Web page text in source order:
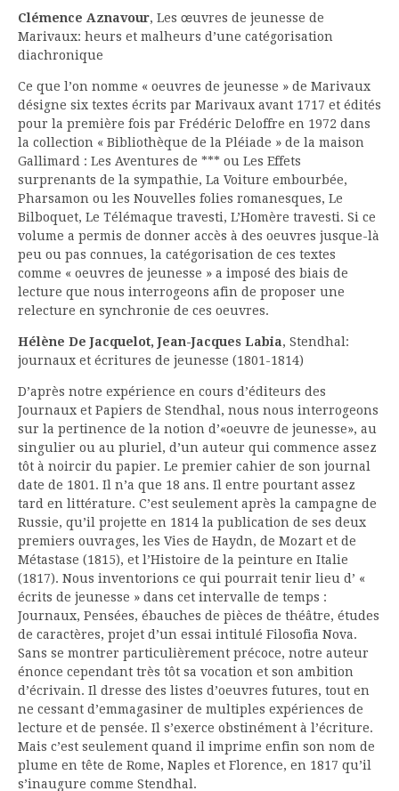
Clémence Aznavour, Les œuvres de jeunesse de
Marivaux: heurs et malheurs d’une catégorisation
diachronique
Ce que l’on nomme « oeuvres de jeunesse » de Marivaux
désigne six textes écrits par Marivaux avant 1717 et édités
pour la première fois par Frédéric Deloffre en 1972 dans
la collection « Bibliothèque de la Pléiade » de la maison
Gallimard : Les Aventures de *** ou Les Effets
surprenants de la sympathie, La Voiture embourbée,
Pharsamon ou les Nouvelles folies romanesques, Le
Bilboquet, Le Télémaque travesti, L’Homère travesti. Si ce
volume a permis de donner accès à des oeuvres jusque-là
peu ou pas connues, la catégorisation de ces textes
comme « oeuvres de jeunesse » a imposé des biais de
lecture que nous interrogeons afin de proposer une
relecture en synchronie de ces oeuvres.
Hélène De Jacquelot, Jean-Jacques Labia, Stendhal:
journaux et écritures de jeunesse (1801-1814)
D’après notre expérience en cours d’éditeurs des
Journaux et Papiers de Stendhal, nous nous interrogeons
sur la pertinence de la notion d’«oeuvre de jeunesse», au
singulier ou au pluriel, d’un auteur qui commence assez
tôt à noircir du papier. Le premier cahier de son journal
date de 1801. Il n’a que 18 ans. Il entre pourtant assez
tard en littérature. C’est seulement après la campagne de
Russie, qu’il projette en 1814 la publication de ses deux
premiers ouvrages, les Vies de Haydn, de Mozart et de
Métastase (1815), et l’Histoire de la peinture en Italie
(1817). Nous inventorions ce qui pourrait tenir lieu d’ «
écrits de jeunesse » dans cet intervalle de temps :
Journaux, Pensées, ébauches de pièces de théâtre, études
de caractères, projet d’un essai intitulé Filosofia Nova.
Sans se montrer particulièrement précoce, notre auteur
énonce cependant très tôt sa vocation et son ambition
d’écrivain. Il dresse des listes d’oeuvres futures, tout en
ne cessant d’emmagasiner de multiples expériences de
lecture et de pensée. Il s’exerce obstinément à l’écriture.
Mais c’est seulement quand il imprime enfin son nom de
plume en tête de Rome, Naples et Florence, en 1817 qu’il
s’inaugure comme Stendhal.